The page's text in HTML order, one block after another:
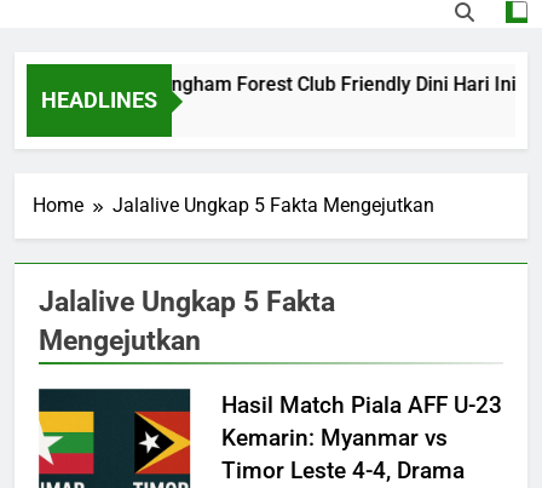
HEADLINES
Barcelona vs Nottingham Forest Club Friendly Dini Hari Ini
1 Day Ago
Home Jalalive Ungkap 5 Fakta Mengejutkan
Jalalive Ungkap 5 Fakta
Mengejutkan
Hasil Match Piala AFF U-23
Kemarin: Myanmar vs
Timor Leste 4-4, Drama